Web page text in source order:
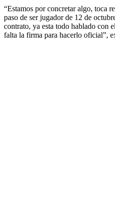
“Estamos por concretar algo, toca
paso de ser jugador de 12 de
contrato, ya esta todo hablado con
falta la firma para hacerlo oficial”,